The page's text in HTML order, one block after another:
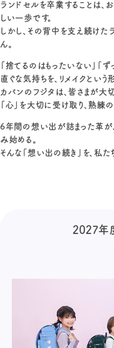
ランドセルを卒業することは
しい一歩です。
しかし、その背中を支え続けた
ん。
「捨てるのはもったいない」「
直ぐな気持ちを、リメイクとい
カバンのフジタは、皆さまが大
「心」を大切に受け取り、熟練
6年間の想い出が詰まった革が
み始める。
そんな「想い出の続き」を、私
2027年